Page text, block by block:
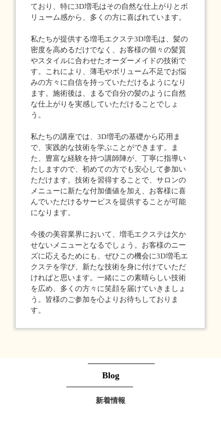
ており、特に3D増毛はその自然な仕上がりとボ
リューム感から、多くの方に喜ばれています。
私たちが提供する増毛エクステ3D増毛は、髪の
密度を高めるだけでなく、お客様の個々の髪質
やスタイルに合わせたオーダーメイドの技術で
す。これにより、薄毛やボリューム不足でお悩
みの方々に自信を持っていただけるようになり
ます。施術後は、まるで自分の髪のように自然
な仕上がりを実感していただけることでしょ
う。
私たちの講座では、3D増毛の基礎から応用ま
で、実践的な技術を学ぶことができます。ま
た、豊富な経験を持つ講師陣が、丁寧に指導い
たしますので、初めての方でも安心して参加い
ただけます。技術を習得することで、サロンの
メニューに新たな付加価値を加え、お客様に喜
んでいただけるサービスを提供することが可能
になります。
今後の美容業界において、増毛エクステは欠か
せないメニューとなるでしょう。お客様のニー
ズに応えるためにも、ぜひこの機会に3D増毛エ
クステを学び、新たな技術を身に付けていただ
ければと思います。一緒にこの素晴らしい技術
を広め、多くの方々に笑顔を届けていきましょ
う。皆様のご参加を心よりお待ちしておりま
す。
Blog
新着情報